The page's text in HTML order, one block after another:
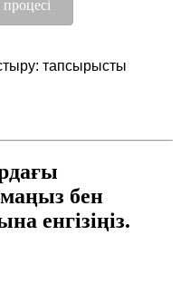
тапсырысты
бен
енгізіңіз.